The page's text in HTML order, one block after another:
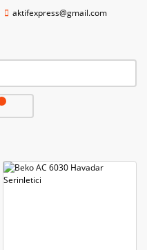
aktifexpress@gmail.com